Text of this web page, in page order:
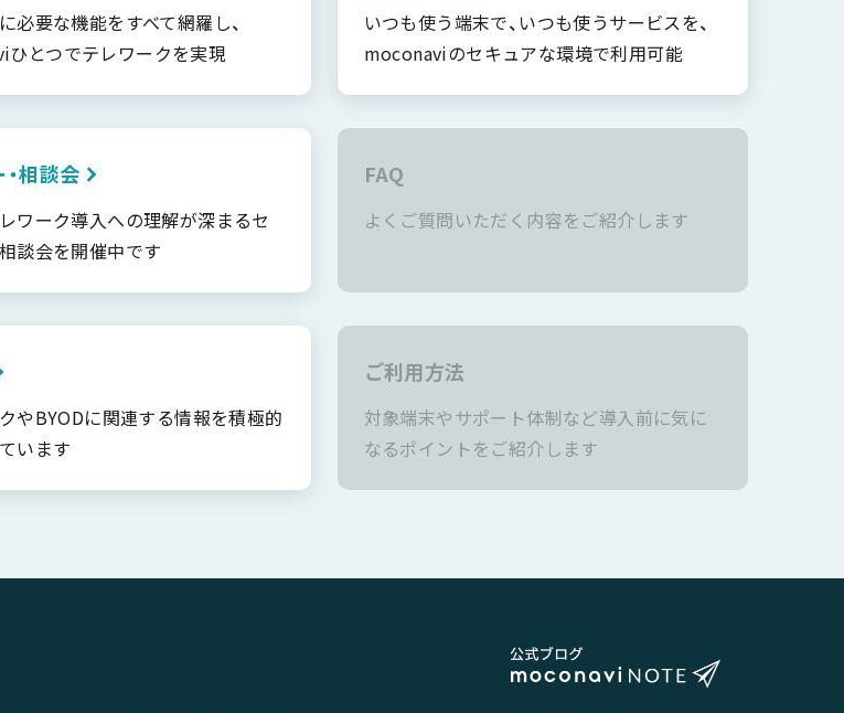
必要な機能をすべて網羅し、
とつでテレワークを実現
いつも使う端末で、いつも使うサービスを、
moconaviのセキュアな環境で利用可能
相談会
ワーク導入への理解が深まるセ
談会を開催中です
FAQ
よくご質問いただく内容をご紹介します
やBYODに関連する情報を積極的
います
ご利用方法
対象端末やサポート体制など導入前に気に
なるポイントをご紹介します